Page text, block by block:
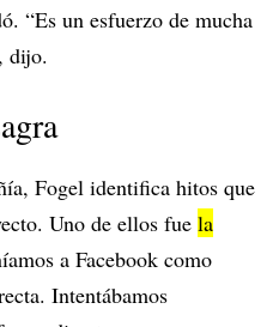
“Es un esfuerzo de mucha
dijo.
Fogel identifica hitos que
Uno de ellos fue la
a Facebook como
Intentábamos